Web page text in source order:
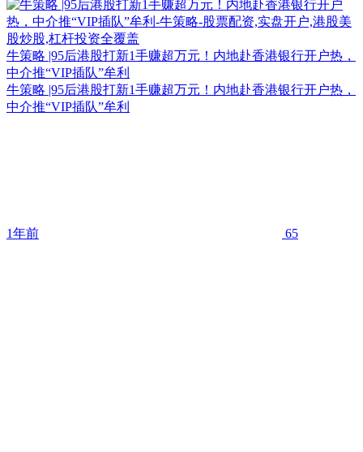
牛策略 |95后港股打新1手赚超万元！内地赴香港银行开户热，
中介推“VIP插队”牟利
牛策略 |95后港股打新1手赚超万元！内地赴香港银行开户热，
中介推“VIP插队”牟利
1年前 65